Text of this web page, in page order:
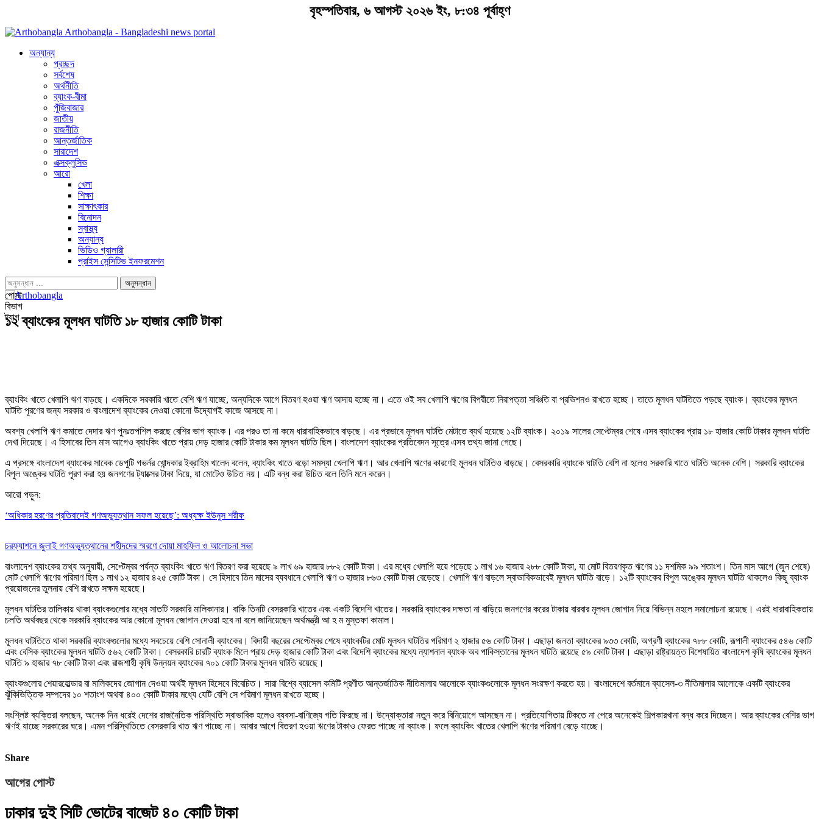
বৃহস্পতিবার, ৬ আগস্ট ২০২৬ ইং, ৮:৩৪ পূর্বাহ্ণ
Arthobangla - Bangladeshi news portal
অন্যান্য
প্রচ্ছদ
সর্বশেষ
অর্থনীতি
ব্যাংক-বীমা
পুঁজিবাজার
জাতীয়
রাজনীতি
আন্তর্জাতিক
সারাদেশ
এক্সক্লুসিভ
আরো
খেলা
শিক্ষা
সাক্ষাৎকার
বিনোদন
স্বাস্থ্য
অন্যান্য
ভিডিও গ্যালারী
প্রাইস সেন্সিটিভ ইনফরমেশন
পোস্ট
বিভাগ
ট্যাগ
১২ ব্যাংকের মূলধন ঘাটতি ১৮ হাজার কোটি টাকা
ব্যাংকিং খাতে খেলাপি ঋণ বাড়ছে। একদিকে সরকারি খাতে বেশি ঋণ যাচ্ছে, অন্যদিকে আগে বিতরণ হওয়া ঋণ আদায় হচ্ছে না। এতে ওই সব খেলাপি ঋণের বিপরীতে নিরাপত্তা সঞ্চিতি বা প্রভিশনও রাখতে হচ্ছে। তাতে মূলধন ঘাটতিতে পড়ছে ব্যাংক। ব্যাংকের মূলধন
ঘাটতি পূরণের জন্য সরকার ও বাংলাদেশ ব্যাংকের নেওয়া কোনো উদ্যোগই কাজে আসছে না।
অবশ্য খেলাপি ঋণ কমাতে দেদার ঋণ পুনঃতপশিল করছে বেশির ভাগ ব্যাংক। এর পরও তা না কমে ধারাবাহিকভাবে বাড়ছে। এর প্রভাবে মূলধন ঘাটতি মেটাতে ব্যর্থ হয়েছে ১২টি ব্যাংক। ২০১৯ সালের সেপ্টেম্বর শেষে এসব ব্যাংকের প্রায় ১৮ হাজার কোটি টাকার মূলধন ঘাটতি
দেখা দিয়েছে। এ হিসাবের তিন মাস আগেও ব্যাংকিং খাতে প্রায় দেড় হাজার কোটি টাকার কম মূলধন ঘাটতি ছিল। বাংলাদেশ ব্যাংকের প্রতিবেদন সূত্রে এসব তথ্য জানা গেছে।
এ প্রসঙ্গে বাংলাদেশ ব্যাংকের সাবেক ডেপুটি গভর্নর খোন্দকার ইব্রাহিম খালেদ বলেন, ব্যাংকিং খাতে বড়ো সমস্যা খেলাপি ঋণ। আর খেলাপি ঋণের কারণেই মূলধন ঘাটতিও বাড়ছে। বেসরকারি ব্যাংকে ঘাটতি বেশি না হলেও সরকারি খাতে ঘাটতি অনেক বেশি। সরকারি ব্যাংকের
বিপুল অঙ্কের ঘাটতি পূরণ করা হয় জনগণের ট্যাক্সের টাকা দিয়ে, যা মোটেও উচিত নয়। এটি বন্ধ করা উচিত বলে তিনি মনে করেন।
আরো পড়ুন:
‘অধিকার হরণের প্রতিবাদেই গণঅভ্যুত্থান সফল হয়েছে’: অধ্যক্ষ ইউনুস শরীফ
চরফ্যাশনে জুলাই গণঅভ্যুত্থানের শহীদদের স্মরণে দোয়া মাহফিল ও আলোচনা সভা
বাংলাদেশ ব্যাংকের তথ্য অনুযায়ী, সেপ্টেম্বর পর্যন্ত ব্যাংকিং খাতে ঋণ বিতরণ করা হয়েছে ৯ লাখ ৬৯ হাজার ৮৮২ কোটি টাকা। এর মধ্যে খেলাপি হয়ে পড়েছে ১ লাখ ১৬ হাজার ২৮৮ কোটি টাকা, যা মোট বিতরণকৃত ঋণের ১১ দশমিক ৯৯ শতাংশ। তিন মাস আগে (জুন শেষে)
মোট খেলাপি ঋণের পরিমাণ ছিল ১ লাখ ১২ হাজার ৪২৫ কোটি টাকা। সে হিসাবে তিন মাসের ব্যবধানে খেলাপি ঋণ ৩ হাজার ৮৬৩ কোটি টাকা বেড়েছে। খেলাপি ঋণ বাড়লে স্বাভাবিকভাবেই মূলধন ঘাটতি বাড়ে। ১২টি ব্যাংকের বিপুল অঙ্কের মূলধন ঘাটতি থাকলেও কিছু ব্যাংক
প্রয়োজনের তুলনায় বেশি রাখতে সক্ষম হয়েছে।
মূলধন ঘাটতির তালিকায় থাকা ব্যাংকগুলোর মধ্যে সাতটি সরকারি মালিকানার। বাকি তিনটি বেসরকারি খাতের এবং একটি বিদেশি খাতের। সরকারি ব্যাংকের দক্ষতা না বাড়িয়ে জনগণের করের টাকায় বারবার মূলধন জোগান নিয়ে বিভিন্ন মহলে সমালোচনা রয়েছে। এরই ধারাবাহিকতায়
চলতি অর্থবছর থেকে সরকারি ব্যাংকের আর কোনো মূলধন জোগান দেওয়া হবে না বলে জানিয়েছেন অর্থমন্ত্রী আ হ ম মুস্তফা কামাল।
মূলধন ঘাটতিতে থাকা সরকারি ব্যাংকগুলোর মধ্যে সবচেয়ে বেশি সোনালী ব্যাংকের। বিদায়ী বছরের সেপ্টেম্বর শেষে ব্যাংকটির মোট মূলধন ঘাটতির পরিমাণ ২ হাজার ৫৬ কোটি টাকা। এছাড়া জনতা ব্যাংকের ৯৩৩ কোটি, অগ্রণী ব্যাংকের ৭৮৮ কোটি, রূপালী ব্যাংকের ৫৪৬ কোটি
এবং বেসিক ব্যাংকের মূলধন ঘাটতি ৫৬২ কোটি টাকা। বেসরকারি চারটি ব্যাংক মিলে প্রায় দেড় হাজার কোটি টাকা এবং বিদেশি ব্যাংকের মধ্যে ন্যাশনাল ব্যাংক অব পাকিস্তানের মূলধন ঘাটতি রয়েছে ৫৯ কোটি টাকা। এছাড়া রাষ্ট্রায়ত্ত বিশেষায়িত বাংলাদেশ কৃষি ব্যাংকের মূলধন
ঘাটতি ৯ হাজার ৭৮ কোটি টাকা এবং রাজশাহী কৃষি উন্নয়ন ব্যাংকের ৭০১ কোটি টাকার মূলধন ঘাটতি রয়েছে।
ব্যাংকগুলোর শেয়ারহোল্ডার বা মালিকদের জোগান দেওয়া অর্থই মূলধন হিসেবে বিবেচিত। সারা বিশ্বে ব্যাসেল কমিটি প্রণীত আন্তর্জাতিক নীতিমালার আলোকে ব্যাংকগুলোকে মূলধন সংরক্ষণ করতে হয়। বাংলাদেশে বর্তমানে ব্যাসেল-৩ নীতিমালার আলোকে একটি ব্যাংকের
ঝুঁকিভিত্তিক সম্পদের ১০ শতাংশ অথবা ৪০০ কোটি টাকার মধ্যে যেটি বেশি সে পরিমাণ মূলধন রাখতে হচ্ছে।
সংশ্লিষ্ট ব্যক্তিরা বলছেন, অনেক দিন ধরেই দেশের রাজনৈতিক পরিস্থিতি স্বাভাবিক হলেও ব্যবসা-বাণিজ্যে গতি ফিরছে না। উদ্যোক্তারা নতুন করে বিনিয়োগে আসছেন না। প্রতিযোগিতায় টিকতে না পেরে অনেকেই শিল্পকারখানা বন্ধ করে দিচ্ছেন। আর ব্যাংকের বেশির ভাগ
ঋণই যাচ্ছে সরকারের ঘরে। এমন পরিস্থিতিতে বেসরকারি খাত ঋণ পাচ্ছে না। আবার আগে বিতরণ হওয়া ঋণের টাকাও ফেরত পাচ্ছে না ব্যাংক। ফলে ব্যাংকিং খাতের খেলাপি ঋণের পরিমাণ বেড়ে যাচ্ছে।
Share
আগের পোস্ট
ঢাকার দুই সিটি ভোটের বাজেট ৪০ কোটি টাকা